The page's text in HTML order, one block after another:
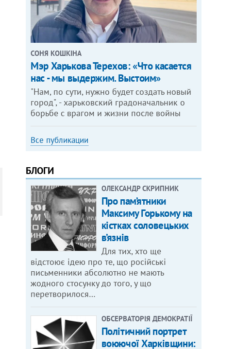
СОНЯ КОШКІНА
Мэр Харькова Терехов: «Что касается
нас - мы выдержим. Выстоим»
"Нам, по сути, нужно будет создать новый
город", - харьковский градоначальник о
борьбе с врагом и жизни после войны
Все публикации
БЛОГИ
ОЛЕКСАНДР СКРИПНИК
Про пам’ятники
Максиму Горькому на
кістках соловецьких
в’язнів
Для тих, хто ще
відстоює ідею про те, що російські
письменники абсолютно не мають
жодного стосунку до того, у що
перетворилося…
ОБСЕРВАТОРІЯ ДЕМОКРАТІЇ
Політичний портрет
воюючої Харківщини: